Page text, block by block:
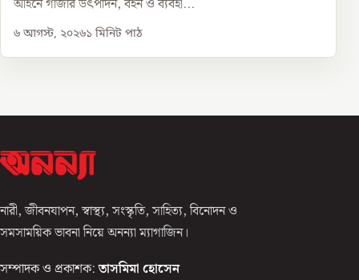
আইনে গাঁজার উৎপাদন, বহন ও ব্যবহা...
৬ আগস্ট, ২০২৬১ মিনিট পাঠ
নারী, জীবনযাপন, স্বাস্থ্য, সংস্কৃতি, সাহিত্য, বিনোদন ও
সমসাময়িক ভাবনা নিয়ে অনন্যা ম্যাগাজিন।
সম্পাদক ও প্রকাশক: তাসমিমা হোসেন